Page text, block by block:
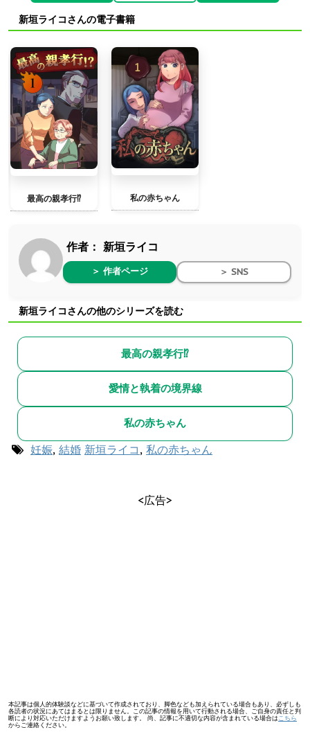
新垣ライコさんの電子書籍
最高の親孝行⁉︎ 私の赤ちゃん
作者： 新垣ライコ
＞ 作者ページ ＞ SNS
新垣ライコさんの他のシリーズを読む
最高の親孝行⁉︎
愛情と執着の境界線
私の赤ちゃん
妊娠, 結婚 新垣ライコ , 私の赤ちゃん
<広告>
本記事は個人的体験談などに基づいて作成されており、脚色なども加えられている場合もあり、必ずしも
各読者の状況にあてはまるとは限りません。この記事の情報を用いて行動される場合、ご自身の責任と判
断により対応いただけますようお願い致します。 尚、記事に不適切な内容が含まれている場合は こちら
からご連絡ください。